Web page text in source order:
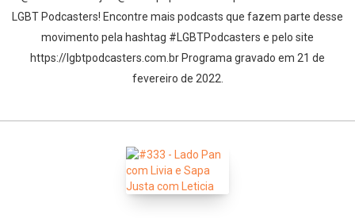
LGBT Podcasters! Encontre mais podcasts que fazem parte desse
movimento pela hashtag #LGBTPodcasters e pelo site
https://lgbtpodcasters.com.br Programa gravado em 21 de
fevereiro de 2022.